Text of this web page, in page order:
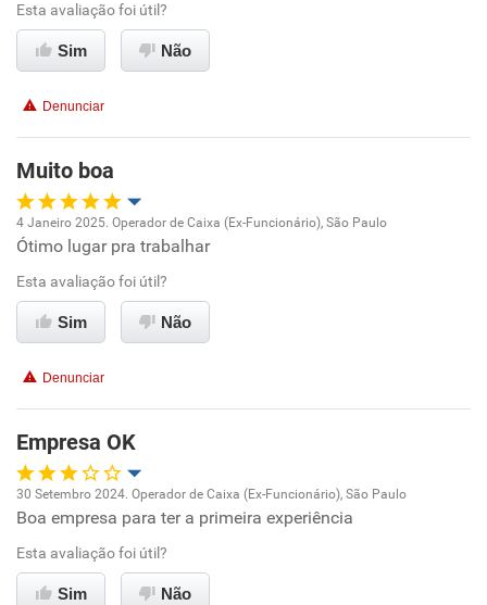
Benefícios
Esta avaliação foi útil?
Sim Não
Denunciar
Muito boa
Oportunidade de promoção
Ambiente de trabalho
Benefícios
Recomenda esta empresa
Recomenda a diretoria
4 Janeiro 2025. Operador de Caixa (Ex-Funcionário), São Paulo
Ótimo lugar pra trabalhar
Esta avaliação foi útil?
Sim Não
Denunciar
Empresa OK
Oportunidade de promoção
Ambiente de trabalho
30 Setembro 2024. Operador de Caixa (Ex-Funcionário), São Paulo
Boa empresa para ter a primeira experiência
Esta avaliação foi útil?
Sim Não